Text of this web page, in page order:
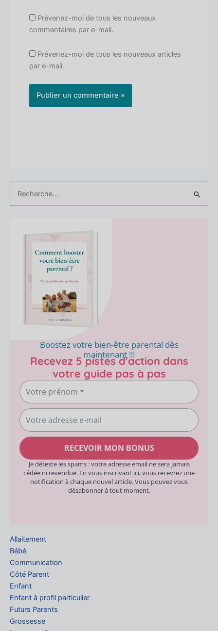
Prévenez-moi de tous les nouveaux
commentaires par e-mail.
Prévenez-moi de tous les nouveaux articles
par e-mail.
Rechercher :
Boostez votre bien-être parental dès
maintenant !!!
Recevez 5 pistes d'action dans
votre guide pas à pas
Votre
prénom
Votre
adresse
e-
mail
RECEVOIR MON BONUS
Je déteste les spams : votre adresse email ne sera jamais
cédée ni revendue. En vous inscrivant ici, vous recevrez une
notification à chaque nouvel article. Vous pouvez vous
désabonner à tout moment.
Allaitement
Bébé
Communication
Côté Parent
Enfant
Enfant à profil particulier
Futurs Parents
Grossesse